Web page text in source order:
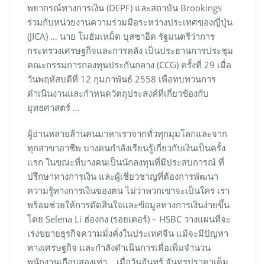
พยากรณ์ทางการเงิน (DEPF) และสถาบัน Brookings
ร่วมกับหน่วยงานความร่วมมือระหว่างประเทศของญี่ปุ่น
(JICA) … นาย โมฮัมเหม็ด บุสซาอิด รัฐมนตรีว่าการ
กระทรวงเศรษฐกิจและการคลัง เป็นประธานการประชุม
คณะกรรมการกองทุนประกันกลาง (CCG) ครั้งที่ 29 เมื่อ
วันพฤหัสบดีที่ 12 กุมภาพันธ์ 2558 เพื่อทบทวนการ
ดำเนินงานและกำหนดวัตถุประสงค์ที่เกี่ยวข้องกับ
ยุทธศาสตร์ …
ผู้อ่านหลายล้านคนมาหาเราจากทั่วทุกมุมโลกและจาก
ทุกสาขาอาชีพ บางคนกำลังเรียนรู้เกี่ยวกับเงินเป็นครั้ง
แรก ในขณะที่บางคนเป็นนักลงทุนที่มีประสบการณ์ ที่
ปรึกษาทางการเงิน และผู้เชี่ยวชาญที่ต้องการพัฒนา
ความรู้ทางการเงินของตน ไม่ว่าพวกเขาจะเป็นใคร เรา
พร้อมช่วยให้การตัดสินใจและข้อมูลทางการเงินง่ายขึ้น
โดย Selena Li ฮ่องกง (รอยเตอร์) – HSBC วางแผนที่จะ
เร่งขยายธุรกิจความมั่งคั่งในประเทศจีน แม้จะมีปัญหา
ทางเศรษฐกิจ และกำลังดำเนินการเพื่อเพิ่มจำนวน
พนักงานเกือบสองเท่า… เมื่อวันจันทร์ จันทรุปราคาเต็ม